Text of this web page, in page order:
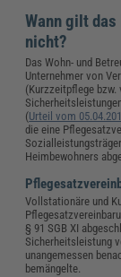
Wann gilt
nicht?
Das Wohn- und
Unternehmer von
(Kurzzeitpflege
(Urteil vom
die eine
Heimbewohners
Vollstationäre und
§ 91 SGB XI
Sicherheitsleistung
unangemessen
bemängelte.